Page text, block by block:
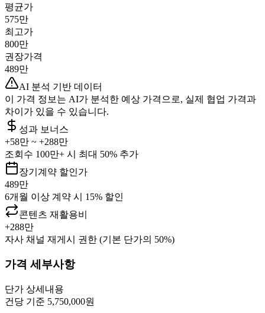
평균가
575만
최고가
800만
권장가격
489만
AI 분석 기반 데이터
이 가격 정보는 AI가 분석한 예상 가격으로, 실제 협업 가격과
차이가 있을 수 있습니다.
성과 보너스
+58만 ~ +288만
조회수 100만+ 시 최대 50% 추가
장기계약 할인가
489만
6개월 이상 계약 시 15% 할인
콘텐츠 재활용비
+288만
자사 채널 재게시 권한 (기본 단가의 50%)
가격 세부사항
단가 상세내용
건당 기준 5,750,000원